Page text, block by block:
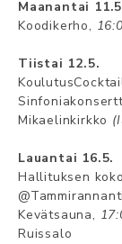
Maanantai
Koodikerho,
Tiistai 12.5.
Mikaelinkirkko
Lauantai 16.5.
Hallituksen
Kevätsauna,
Ruissalo